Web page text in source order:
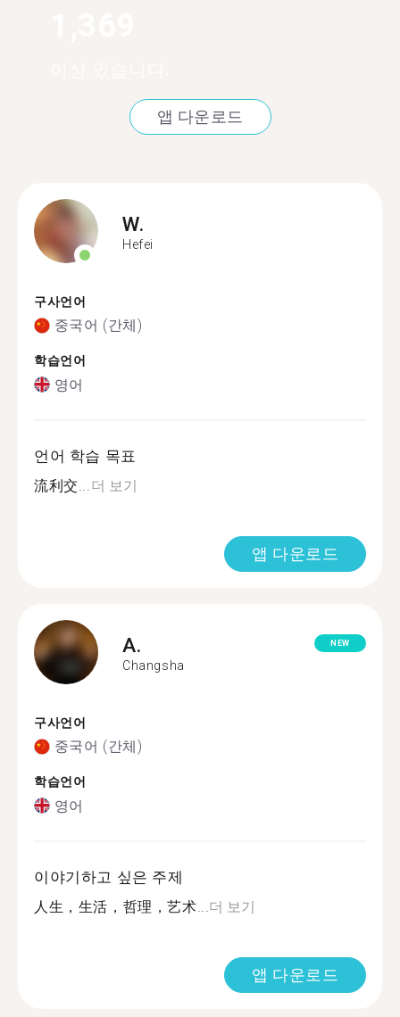
앱 다운로드
W.
Hefei
구사언어
중국어 (간체)
학습언어
영어
언어 학습 목표
流利交... 더 보기
앱 다운로드
A.
Changsha
NEW
구사언어
중국어 (간체)
학습언어
영어
이야기하고 싶은 주제
人生，生活，哲理，艺术... 더 보기
앱 다운로드